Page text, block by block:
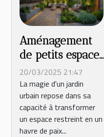
Aménagement
de petits espaces
extérieurs
astuces et
conseils pour
maximiser votre
jardin urbain
20/03/2025 21:47
La magie d'un jardin
urbain repose dans sa
capacité à transformer
un espace restreint en un
havre de paix...